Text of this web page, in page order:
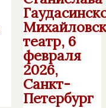
театр, 6
февраля
2026,
Санкт-
Петербург